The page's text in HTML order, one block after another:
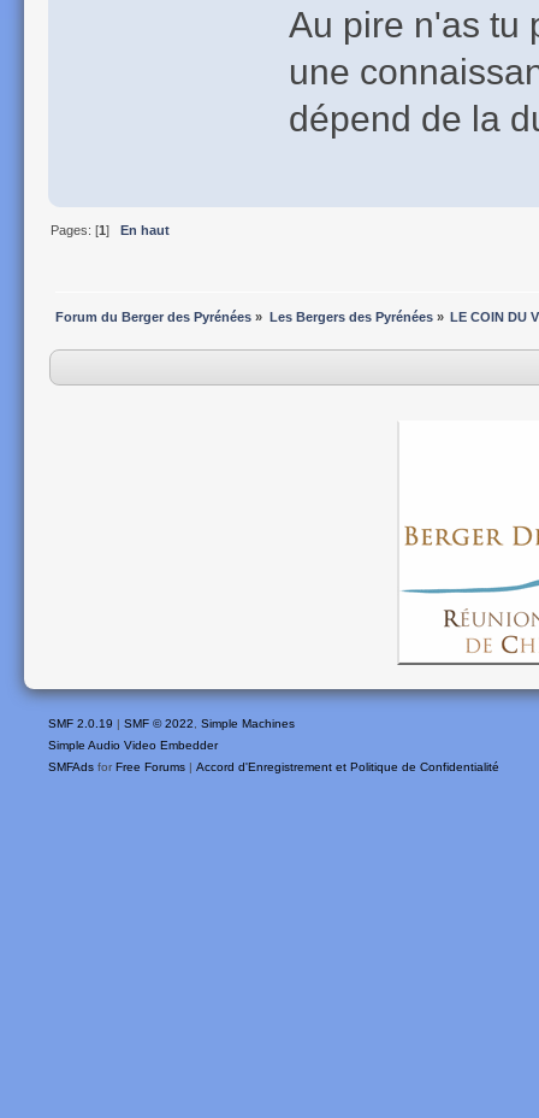
Au pire n'as tu
une
dépend de la
Pages: [1] En haut
Forum du Berger des Pyrénées » Les Bergers des Pyrénées» LE COIN DU
SMF 2.0.19 | SMF © 2022, Simple Machines
Simple Audio Video Embedder
SMFAds for Free Forums | Accord d'Enregistrement et Politique de Confidentialité